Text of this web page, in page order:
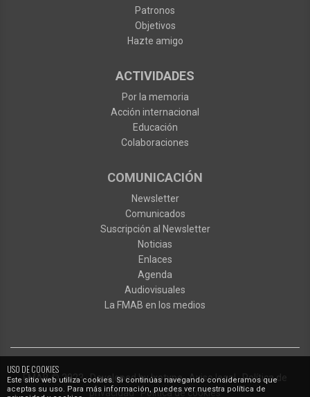
USO DE COOKIES
Este sitio web utiliza cookies. Si continúas navegando consideramos que
aceptas su uso. Para más información, puedes ver nuestra política de
Patronos
Objetivos
Hazte amigo
ACTIVIDADES
Por la memoria
Acción internacional
Educación
Colaboraciones
COMUNICACIÓN
Newsletter
Comunicados
Suscripción al Newsletter
Noticias
Enlaces
Agenda
Audiovisuales
La FMAB en los medios
FMAB© 2023·Developed byIxotype·Aviso legal·Política de
privacidad·Política de cookies